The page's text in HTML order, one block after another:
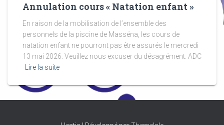
Annulation cours « Natation enfant »
En raison de la mobilisation de l’ensemble des
personnels de la piscine de Masséna, les cours de
natation enfant ne pourront pas être assurés le mercredi
13 mai 2026. Veuillez nous excuser du désagrément. ADC
Lire la suite